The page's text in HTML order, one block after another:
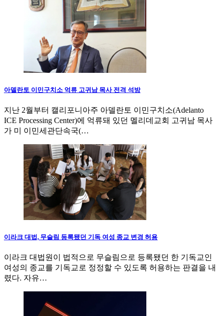
아델란토 이민구치소 억류 고귀남 목사 전격 석방
지난 2월부터 캘리포니아주 아델란토 이민구치소(Adelanto
ICE Processing Center)에 억류돼 있던 멜리데교회 고귀남 목사
가 미 이민세관단속국(…
이라크 대법, 무슬림 등록됐던 기독 여성 종교 변경 허용
이라크 대법원이 법적으로 무슬림으로 등록됐던 한 기독교인
여성의 종교를 기독교로 정정할 수 있도록 허용하는 판결을 내
렸다. 자유…